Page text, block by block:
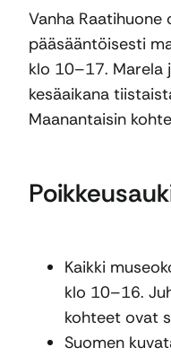
Vanha Raatihuone
pääsääntöisesti
klo 10–17. Marela
kesäaikana
Maanantaisin
Kaikki
klo 10–16.
kohteet ovat
Suomen